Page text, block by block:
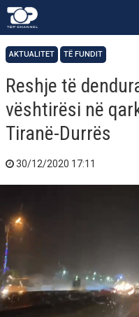
AKTUALITET TË FUNDIT
Reshje të
vështirësi në
Tiranë-Durrës
30/12/2020 17:11